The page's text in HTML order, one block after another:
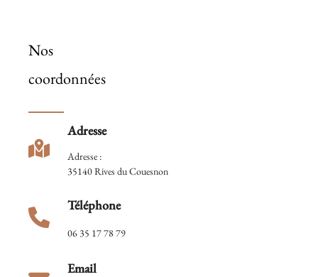
Nos
coordonnées
Adresse
Adresse :
35140 Rives du Couesnon
Téléphone
06 35 17 78 79
Email